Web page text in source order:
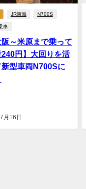
JR東海 N700S
車
阪～米原まで乗って
240円】大回りを活
新型車両N700Sに
月16日